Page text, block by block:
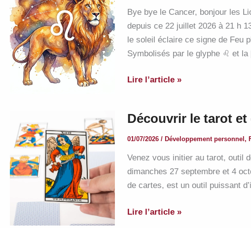
Bye bye le Cancer, bonjour les
depuis ce 22 juillet 2026 à 21 h
le soleil éclaire ce signe de Feu
Symbolisés par le glyphe ♌︎ et
Bon
Lions
!!
Lire l’article »
Découvrir le tarot
01/07/2026/Développement personnel,
Venez vous initier au tarot, outil
dimanches 27 septembre et 4
de cartes, est un outil puissant
Découvrir
Lire l’article »